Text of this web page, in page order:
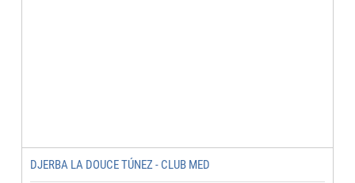
DJERBA LA DOUCE TÚNEZ - CLUB MED